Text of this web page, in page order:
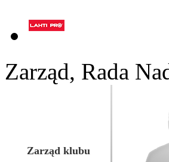
Zarząd, Rada
Zarząd klubu